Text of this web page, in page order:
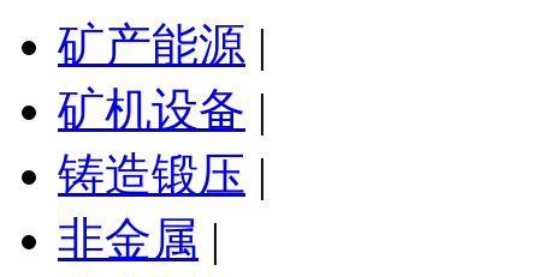
矿产能源 |
矿机设备 |
铸造锻压 |
非金属 |